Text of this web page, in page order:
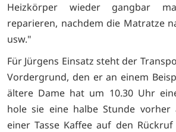
Heizkörper wieder gangbar
reparieren, nachdem die Matratze
usw."
Für Jürgens Einsatz steht der
Vordergrund, den er an einem
ältere Dame hat um 10.30 Uhr
hole sie eine halbe Stunde
einer Tasse Kaffee auf den